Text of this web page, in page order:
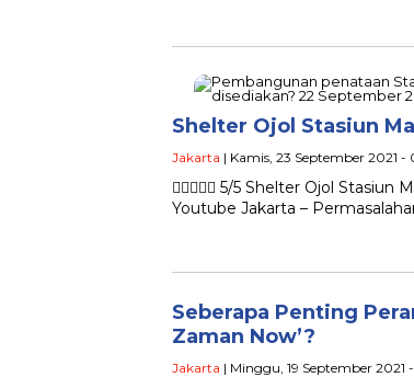
Shelter Ojol Stasiun
Jakarta | Kamis, 23 September 2021 -
 5/5 Shelter Ojol Stasiun
Youtube Jakarta –
Seberapa Penting
Zaman Now’?
Jakarta | Minggu, 19 September 2021 -